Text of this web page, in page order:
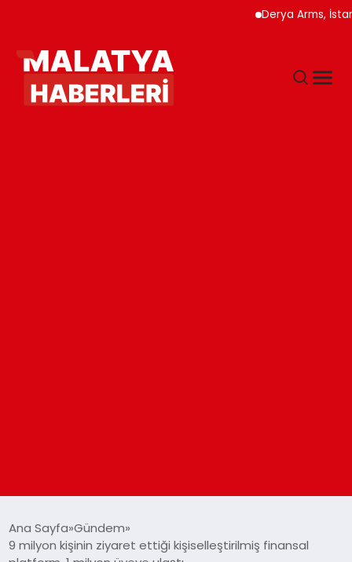
Derya Arms, İstanbul
Ana Sayfa Gündem
9 milyon kişinin ziyaret ettiği kişiselleştirilmiş finansal